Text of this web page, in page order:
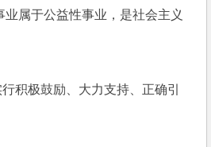
业属于公益性事业，是社会主义
积极鼓励、大力支持、正确引